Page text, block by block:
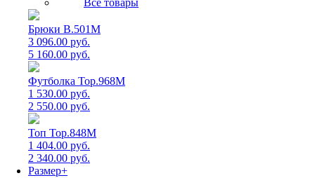
Все товары
Брюки B.501M
3 096.00 руб.
5 160.00 руб.
Футболка Top.968M
1 530.00 руб.
2 550.00 руб.
Топ Top.848M
1 404.00 руб.
2 340.00 руб.
Размер+